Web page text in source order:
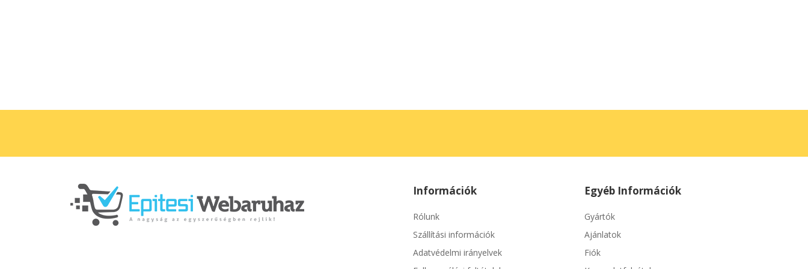
Információk
Rólunk
Szállítási információk
Adatvédelmi irányelvek
Egyéb Információk
Gyártók
Ajánlatok
Fiók